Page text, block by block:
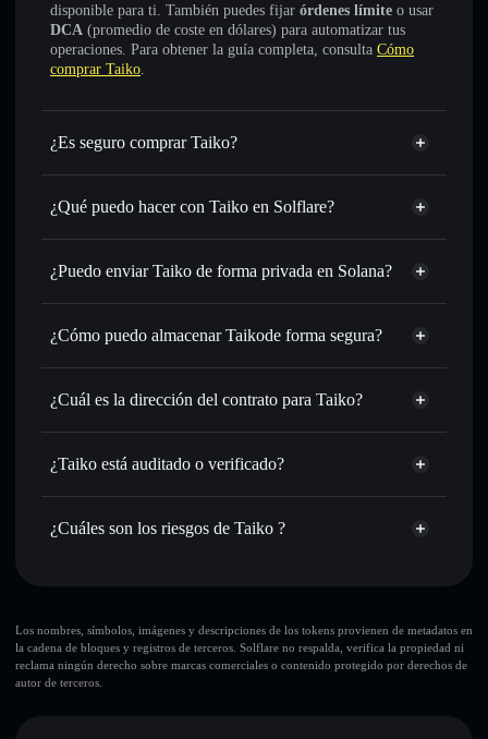
disponible para ti. También puedes fijar órdenes límite o usar
DCA (promedio de coste en dólares) para automatizar tus
operaciones. Para obtener la guía completa, consulta Cómo
comprar Taiko.
¿Es seguro comprar Taiko?
Taiko no está verificado
¿Qué puedo hacer con Taiko en Solflare?
Taiko
cartera de Solflare
Intercambiar al instante: operar con TAIKO para SOL,
de órdenes inteligente para el mejor precio disponible
Establecer órdenes límite: automatizar las operaciones en
lo largo del tiempo
Enviar de forma privada: transferir TAIKO sin vincular
integrado de Solflare
Hacer un seguimiento en tiempo real: monitorizar el
precio, volumen, capitalización de mercado y liquidez de
TAIKO
¿Puedo enviar Taiko de forma privada en Solana?
agregador de privacidad
Solflare
¿Cómo puedo almacenar Taikode forma segura?
Taiko
cartera
agregador de privacidad
¿Cuál es la dirección del contrato para Taiko?
Taiko
¿Taiko está auditado o verificado?
Taiko no está verificado actualmente
¿Cuáles son los riesgos de Taiko ?
gran parte de la
liquidez está desbloqueada
Taiko
pocos
holders
Los nombres, símbolos, imágenes y descripciones de los tokens provienen de metadatos en
la cadena de bloques y registros de terceros. Solflare no respalda, verifica la propiedad ni
reclama ningún derecho sobre marcas comerciales o contenido protegido por derechos de
autor de terceros.